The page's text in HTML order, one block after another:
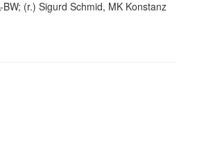
BW; (r.) Sigurd Schmid, MK Konstanz